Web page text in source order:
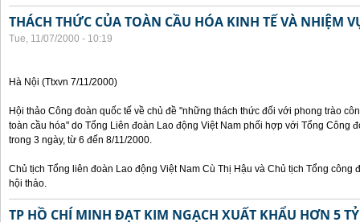
THÁCH THỨC CỦA TOÀN CẦU HÓA KINH TẾ VÀ NHIỆM
Tue, 11/07/2000 - 10:19
Hà Nội (Ttxvn 7/11/2000)
Hội thảo Công đoàn quốc tế về chủ đề "những thách thức đối với phong trào
toàn cầu hóa" do Tổng Liên đoàn Lao động Việt Nam phối hợp với Tổng Công
trong 3 ngày, từ 6 đến 8/11/2000.
Chủ tịch Tổng liên đoàn Lao động Việt Nam Cù Thị Hậu và Chủ tịch Tổng công
hội thảo.
TP HỒ CHÍ MINH ĐẠT KIM NGẠCH XUẤT KHẨU HƠN 5